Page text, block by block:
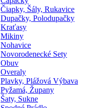
Čiapky, Šály, Rukavice
Dupačky, Polodupačky
Kraťasy
Mikiny
Nohavice
Novorodenecké Sety
Obuv
Overaly
Plavky, Plážová Výbava
Pyžamá, Župany
Šaty, Sukne